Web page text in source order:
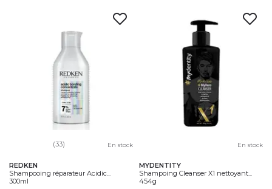
(33) En stock
REDKEN
Shampooing réparateur Acidic...
300ml
En stock
MYDENTITY
Shampoing Cleanser X1 nettoyant...
454g